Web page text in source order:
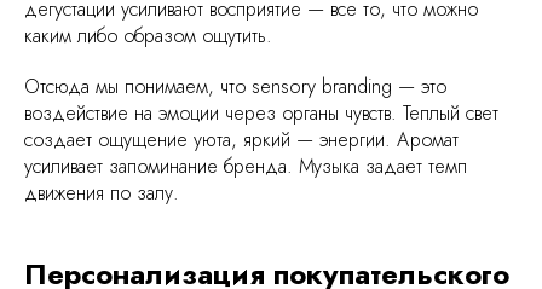
дегустации усиливают восприятие — все то, что можно
каким либо образом ощутить.
Отсюда мы понимаем, что sensory branding — это
воздействие на эмоции через органы чувств. Теплый свет
создает ощущение уюта, яркий — энергии. Аромат
усиливает запоминание бренда. Музыка задает темп
движения по залу.
Персонализация покупательского